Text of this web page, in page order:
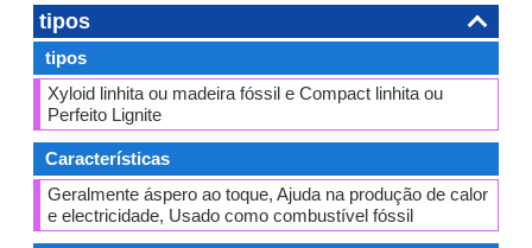
tipos
tipos
Xyloid linhita ou madeira fóssil e Compact linhita ou
Perfeito Lignite
Características
Geralmente áspero ao toque, Ajuda na produção de calor
e electricidade, Usado como combustível fóssil